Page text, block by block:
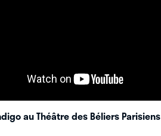
au Théâtre des Béliers Parisiens